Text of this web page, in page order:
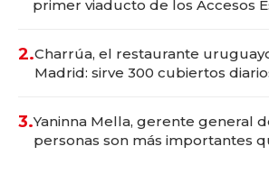
primer viaducto de los Accesos
2.Charrúa, el restaurante
Madrid: sirve 300 cubiertos
3.Yaninna Mella, gerente general
personas son más importantes